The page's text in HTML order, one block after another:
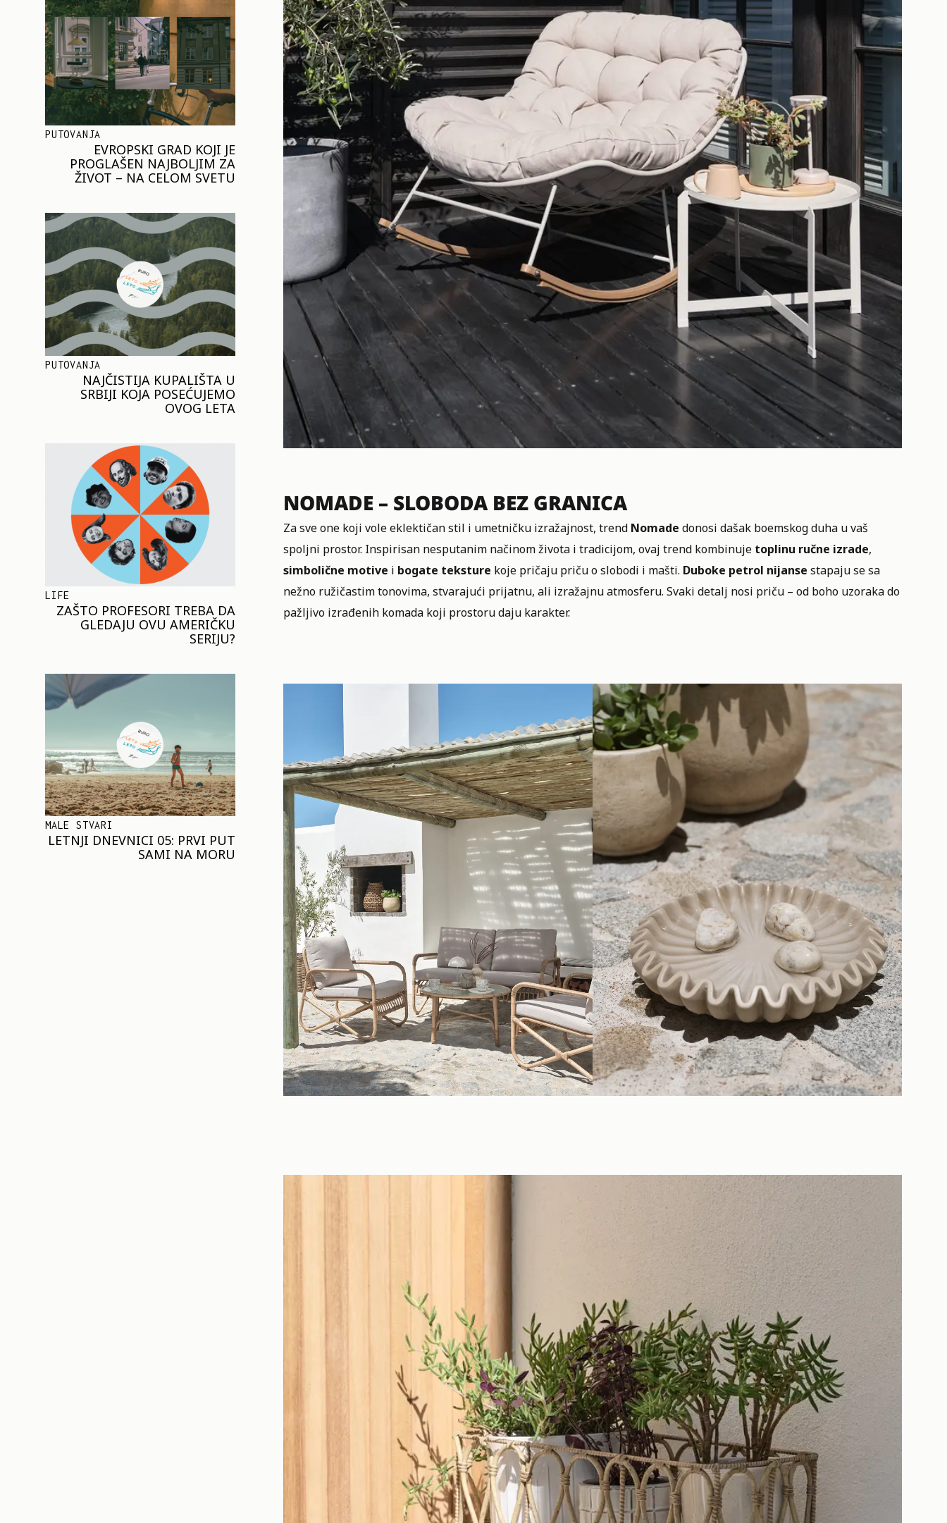
PUTOVANJA
EVROPSKI GRAD KOJI JE
PROGLAŠEN NAJBOLJIM ZA
ŽIVOT – NA CELOM SVETU
PUTOVANJA
NAJČISTIJA KUPALIŠTA U
SRBIJI KOJA POSEĆUJEMO
OVOG LETA
LIFE
ZAŠTO PROFESORI TREBA DA
GLEDAJU OVU AMERIČKU
SERIJU?
MALE STVARI
LETNJI DNEVNICI 05: PRVI PUT
SAMI NA MORU
NOMADE – SLOBODA BEZ GRANICA
Za sve one koji vole eklektičan stil i umetničku izražajnost, trend Nomade donosi dašak boemskog duha u vaš
spoljni prostor. Inspirisan nesputanim načinom života i tradicijom, ovaj trend kombinuje toplinu ručne izrade,
simbolične motive i bogate teksture koje pričaju priču o slobodi i mašti. Duboke petrol nijanse stapaju se sa
nežno ružičastim tonovima, stvarajući prijatnu, ali izražajnu atmosferu. Svaki detalj nosi priču – od boho uzoraka do
pažljivo izrađenih komada koji prostoru daju karakter.